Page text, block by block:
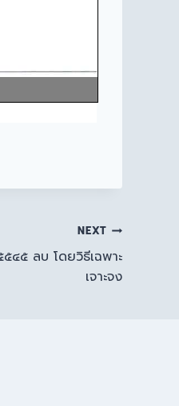
NEXT
๕๔๕ ลบ โดยวิธีเฉพาะ
เจาะจง